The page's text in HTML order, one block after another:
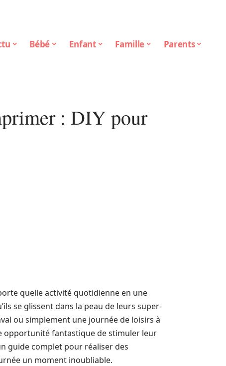
Bébé Enfant Famille Parents
: DIY pour
quelle activité quotidienne en une
se glissent dans la peau de leurs super-
ou simplement une journée de loisirs à
opportunité fantastique de stimuler leur
guide complet pour réaliser des
un moment inoubliable.